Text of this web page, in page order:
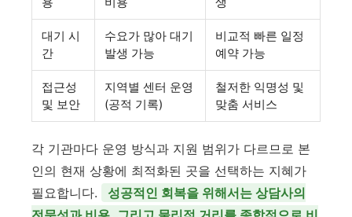
대기 시
간
수요가 많아 대기
발생 가능
비교적 빠른 일정
예약 가능
접근성
및 보안
지역별 센터 운영
(공적 기록)
철저한 익명성 및
맞춤 서비스
각 기관마다 운영 방식과 지원 범위가 다르므로 본
인의 현재 상황에 최적화된 곳을 선택하는 지혜가
필요합니다.
성공적인 회복을 위해서는 상담사의